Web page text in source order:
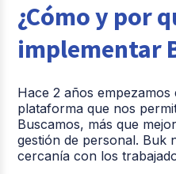
¿Cómo y por
implementar
Hace 2 años
plataforma que nos
Buscamos, más que
gestión de personal. Buk
cercanía con los